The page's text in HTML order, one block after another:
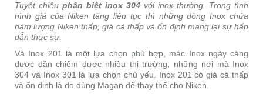
Tuyệt chiêu phân biệt inox 304 với inox thường. Trong tình
hình giá của Niken tăng liên tục thì những dòng Inox chứa
hàm lượng Niken thấp, giá cả thấp và ổn định mang lại sự hấp
dẫn thực sự.
Và Inox 201 là một lựa chọn phù hợp, mác Inox ngày càng
được dần chiếm được nhiều thị trường, những nơi mà Inox
304 và Inox 301 là lựa chọn chủ yếu. Inox 201 có giá cả thấp
và ổn định là do dùng Magan để thay thế cho Niken.